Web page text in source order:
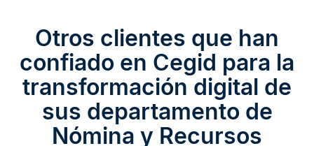
Otros clientes que han
confiado en Cegid para la
transformación digital de
sus departamento de
Nómina y Recursos